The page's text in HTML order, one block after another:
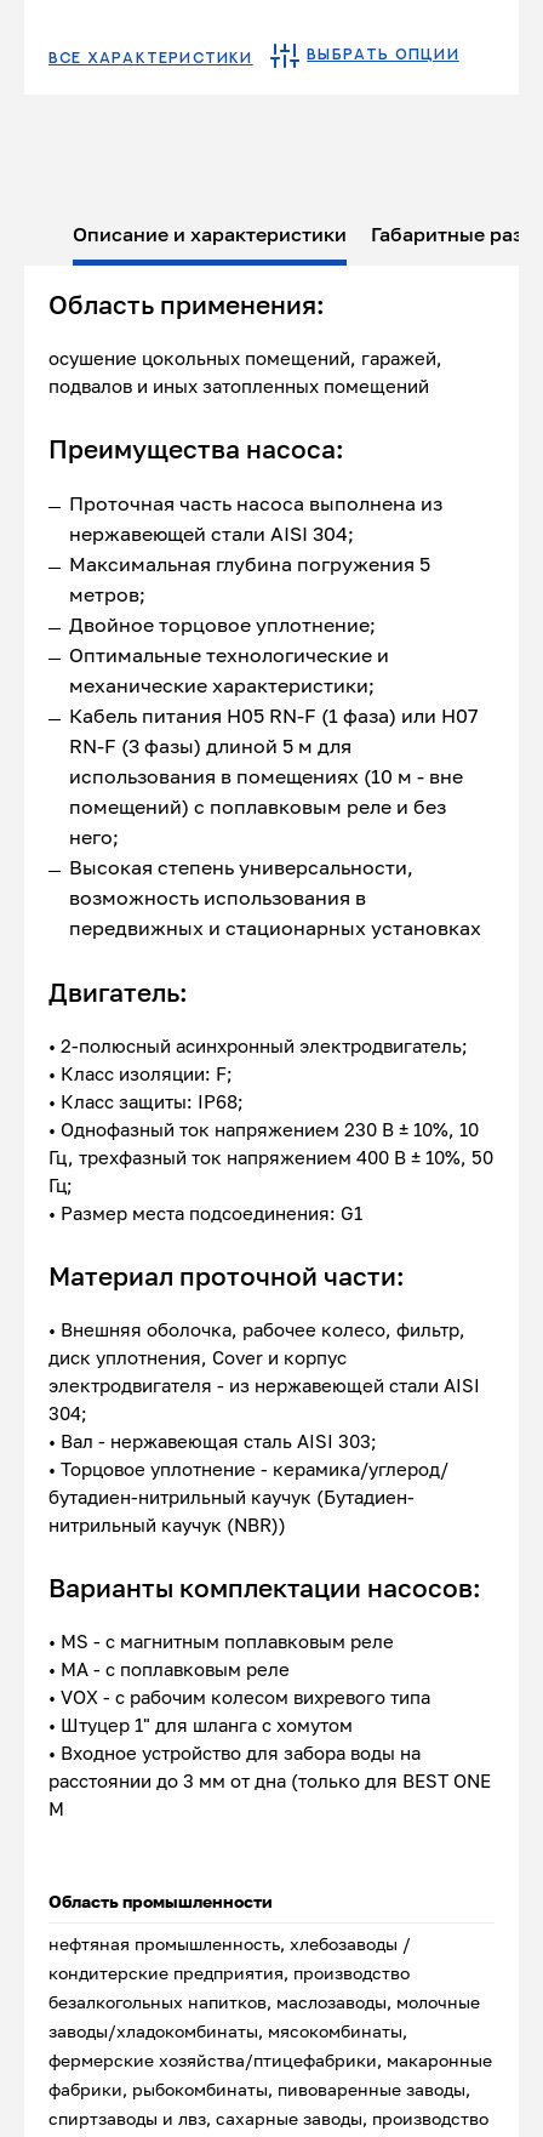
ВСЕ ХАРАКТЕРИСТИКИ ВЫБРАТЬ ОПЦИИ
Описание и характеристики Габаритные
Область применения:
осушение цокольных помещений, гаражей,
подвалов и иных затопленных помещений
Преимущества насоса:
Проточная часть насоса выполнена из
нержавеющей стали AISI 304;
Максимальная глубина погружения 5
метров;
Двойное торцовое уплотнение;
Оптимальные технологические и
механические характеристики;
Кабель питания H05 RN-F (1 фаза) или H07
RN-F (3 фазы) длиной 5 м для
использования в помещениях (10 м - вне
помещений) с поплавковым реле и без
него;
Высокая степень универсальности,
возможность использования в
передвижных и стационарных установках
Двигатель:
• 2-полюсный асинхронный электродвигатель;
• Класс изоляции: F;
• Класс защиты: IP68;
• Однофазный ток напряжением 230 В ± 10%, 10
Гц, трехфазный ток напряжением 400 В ± 10%, 50
Гц;
• Размер места подсоединения: G1
Материал проточной части:
• Внешняя оболочка, рабочее колесо, фильтр,
диск уплотнения, Cover и корпус
электродвигателя - из нержавеющей стали AISI
304;
• Вал - нержавеющая сталь AISI 303;
• Торцовое уплотнение - керамика/углерод/
бутадиен-нитрильный каучук (Бутадиен-
нитрильный каучук (NBR))
Варианты комплектации насосов:
• MS - с магнитным поплавковым реле
• MA - с поплавковым реле
• VOX - с рабочим колесом вихревого типа
• Штуцер 1" для шланга с хомутом
• Входное устройство для забора воды на
расстоянии до 3 мм от дна (только для BEST ONE
M
Область промышленности
нефтяная промышленность, хлебозаводы /
кондитерские предприятия, производство
безалкогольных напитков, маслозаводы, молочные
заводы/хладокомбинаты, мясокомбинаты,
фермерские хозяйства/птицефабрики, макаронные
фабрики, рыбокомбинаты, пивоваренные заводы,
спиртзаводы и лвз, сахарные заводы, производство